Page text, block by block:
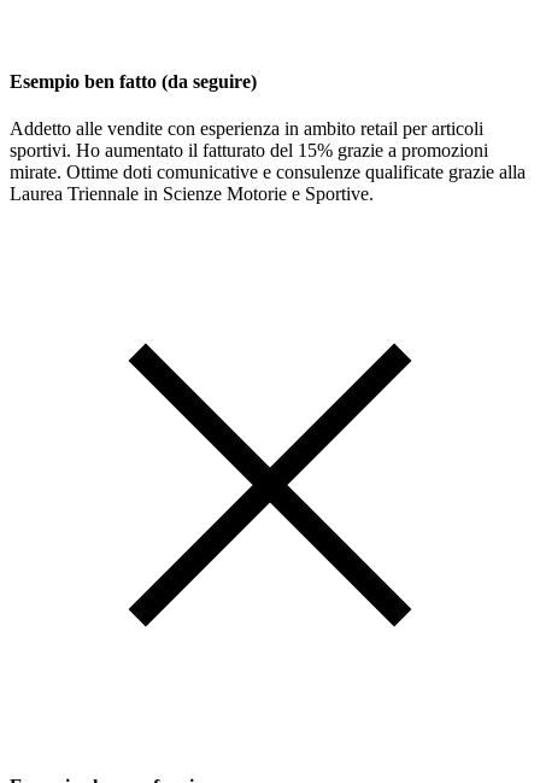
Esempio ben fatto (da seguire)
Addetto alle vendite con esperienza in ambito retail per articoli
sportivi. Ho aumentato il fatturato del 15% grazie a promozioni
mirate. Ottime doti comunicative e consulenze qualificate grazie alla
Laurea Triennale in Scienze Motorie e Sportive.